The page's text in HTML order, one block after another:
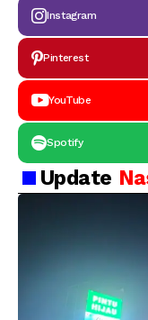
Instagram
Pinterest
YouTube
Spotify
Update